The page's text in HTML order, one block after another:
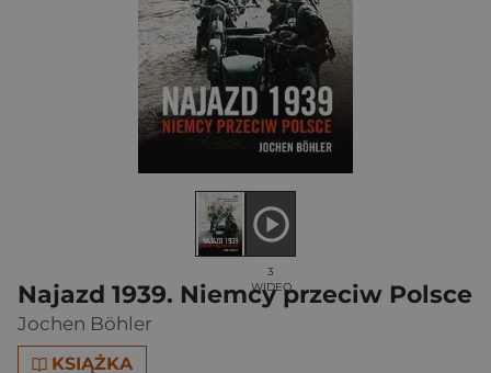
Najazd 1939. Niemcy przeciw Polsce
Jochen Böhler
KSIĄŻKA
3
WIDEO